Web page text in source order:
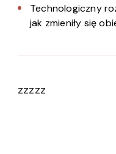
Technologiczny
jak zmieniły się
zzzzz